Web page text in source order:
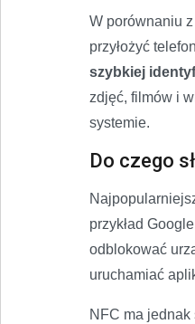
W porównaniu
przyłożyć
szybkiej
zdjęć, filmów i
systemie.
Do czego
przykład
odblokować
uruchamiać
NFC ma